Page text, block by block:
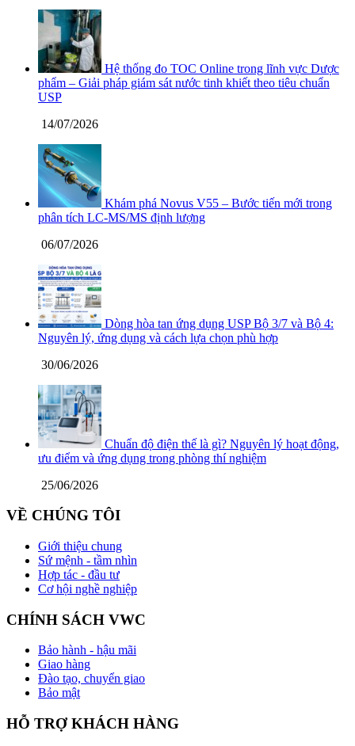
Hệ thống đo TOC Online trong lĩnh vực Dược
phẩm – Giải pháp giám sát nước tinh khiết theo tiêu chuẩn
USP
14/07/2026
Khám phá Novus V55 – Bước tiến mới trong
phân tích LC-MS/MS định lượng
06/07/2026
Dòng hòa tan ứng dụng USP Bộ 3/7 và Bộ 4:
Nguyên lý, ứng dụng và cách lựa chọn phù hợp
30/06/2026
Chuẩn độ điện thế là gì? Nguyên lý hoạt động,
ưu điểm và ứng dụng trong phòng thí nghiệm
25/06/2026
VỀ CHÚNG TÔI
Giới thiệu chung
Sứ mệnh - tầm nhìn
Hợp tác - đầu tư
Cơ hội nghề nghiệp
CHÍNH SÁCH VWC
Bảo hành - hậu mãi
Giao hàng
Đào tạo, chuyển giao
Bảo mật
HỖ TRỢ KHÁCH HÀNG